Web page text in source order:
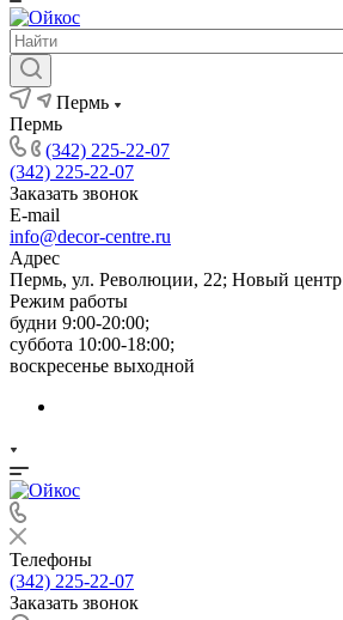
Пермь
Пермь
(342) 225-22-07
(342) 225-22-07
Заказать звонок
E-mail
info@decor-centre.ru
Адрес
Пермь, ул. Революции, 22; Новый центр
Режим работы
будни 9:00-20:00;
суббота 10:00-18:00;
воскресенье выходной
Телефоны
(342) 225-22-07
Заказать звонок